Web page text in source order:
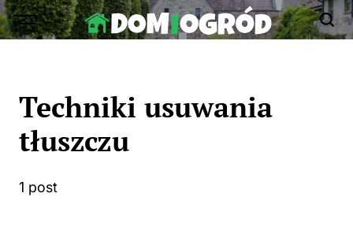
Skip
to
Techniki usuwania
tłuszczu
1 post